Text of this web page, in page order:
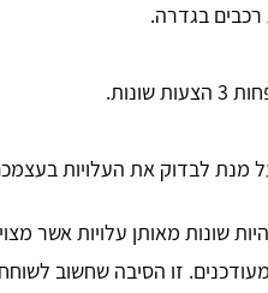
רכבים בגדרה.
מנת לבדוק את העלויות
שונות מאותן עלויות אשר
זו הסיבה שחשוב